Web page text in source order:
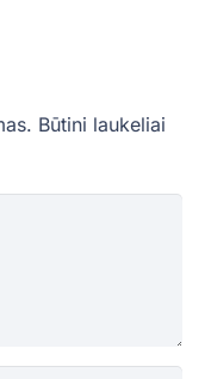
Būtini laukeliai